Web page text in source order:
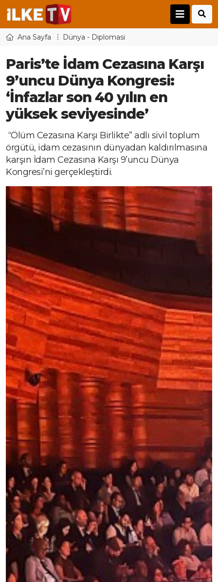
Ana Sayfa Dünya - Diplomasi
Paris’te İdam Cezasına Karşı
9’uncu Dünya Kongresi:
‘İnfazlar son 40 yılın en
yüksek seviyesinde’
“Ölüm Cezasına Karşı Birlikte” adlı sivil toplum
örgütü, idam cezasının dünyadan kaldırılmasına
karşın İdam Cezasına Karşı 9’uncu Dünya
Kongresi’ni gerçekleştirdi.